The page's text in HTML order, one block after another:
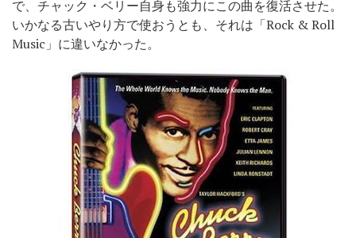
で、チャック・ベリー自身も強力にこの曲を復活させた。
いかなる古いやり方で使おうとも、それは「Rock & Roll
Music」に違いなかった。